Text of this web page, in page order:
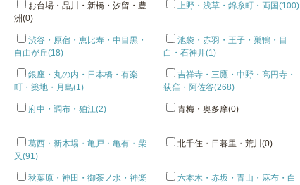
お台場・品川・新橋・汐留・豊
洲(0)
上野・浅草・錦糸町・両国(100)
渋谷・原宿・恵比寿・中目黒・
自由が丘(18)
池袋・赤羽・王子・巣鴨・目
白・石神井(1)
銀座・丸の内・日本橋・有楽
町・築地・月島(1)
吉祥寺・三鷹・中野・高円寺・
荻窪・阿佐谷(268)
府中・調布・狛江(2) 青梅・奥多摩(0)
葛西・新木場・亀戸・亀有・柴
又(91)
北千住・日暮里・荒川(0)
秋葉原・神田・御茶ノ水・神楽
六本木・赤坂・青山・麻布・白